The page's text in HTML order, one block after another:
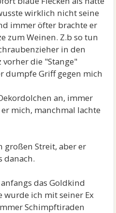
wirklich nicht seine
immer öfter brachte er
zum Weinen. Z.b so tun
in den
die "Stange"
dumpfe Griff gegen mich
an, immer
mich, manchmal lachte
großen Streit, aber er
danach.
das Goldkind
wurde ich mit seiner Ex
Schimpftiraden